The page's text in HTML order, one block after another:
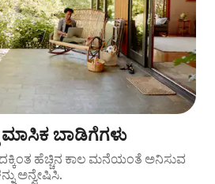
ಮಾಸಿಕ ಬಾಡಿಗೆಗಳು
ಹೆಚ್ಚಿನ ಕಾಲ ಮನೆಯಂತೆ ಅನಿಸುವ
ಅನ್ವೇಷಿಸಿ.